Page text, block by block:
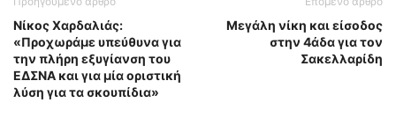
Νίκος Χαρδαλιάς:
«Προχωράμε υπεύθυνα για
την πλήρη εξυγίανση του
ΕΔΣΝΑ και για μία οριστική
λύση για τα σκουπίδια»
Μεγάλη νίκη και είσοδος
στην 4άδα για τον
Σακελλαρίδη